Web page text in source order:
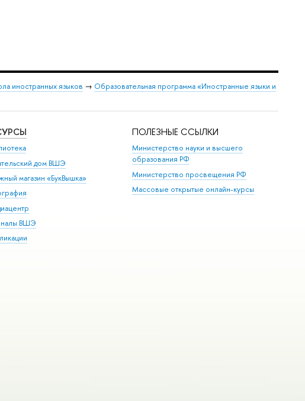
иностранных языков → Образовательная программа «Иностранные языки и
дом ВШЭ
магазин «БукВышка»
ВШЭ
ПОЛЕЗНЫЕ ССЫЛКИ
Министерство науки и высшего
образования РФ
Министерство просвещения РФ
Массовые открытые онлайн-курсы